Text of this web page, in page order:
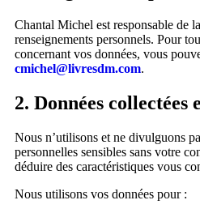
Chantal Michel est responsable de
renseignements personnels. Pour
concernant vos données, vous
cmichel@livresdm.com.
2. Données collectées
Nous n’utilisons et ne divulguons
personnelles sensibles sans votre
déduire des caractéristiques vous
Nous utilisons vos données pour :